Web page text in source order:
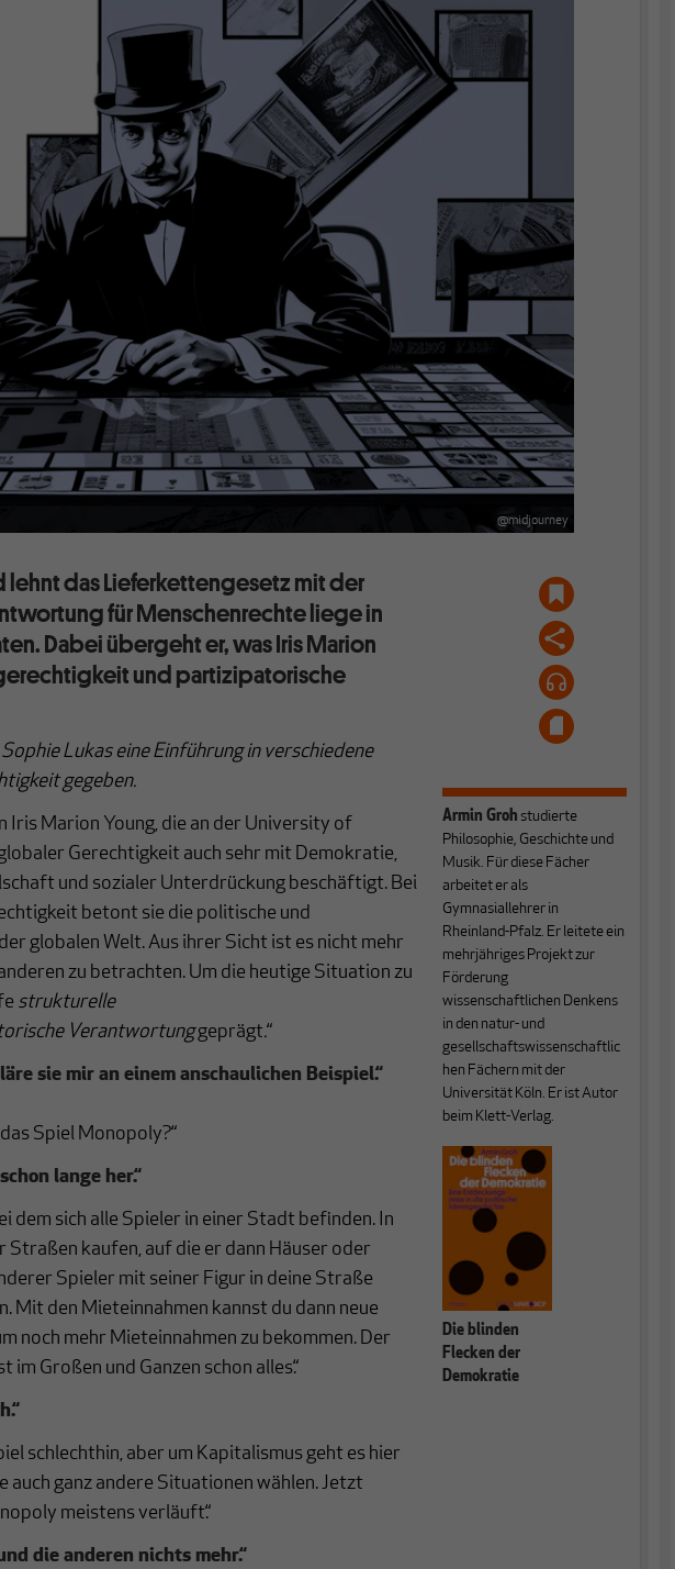
@midjourney
lehnt das Lieferkettengesetz mit der
für Menschenrechte liege in
Dabei übergeht er, was Iris Marion
und partizipatorische
Lukas eine Einführung in verschiedene
gegeben.
Iris Marion Young, die an der University of
Gerechtigkeit auch sehr mit Demokratie,
und sozialer Unterdrückung beschäftigt. Bei
betont sie die politische und
globalen Welt. Aus ihrer Sicht ist es nicht mehr
zu betrachten. Um die heutige Situation zu
strukturelle
Verantwortunggeprägt.“
sie mir an einem anschaulichen Beispiel.“
Spiel Monopoly?“
lange her.“
dem sich alle Spieler in einer Stadt befinden. In
kaufen, auf die er dann Häuser oder
Spieler mit seiner Figur in deine Straße
Mit den Mieteinnahmen kannst du dann neue
noch mehr Mieteinnahmen zu bekommen. Der
Großen und Ganzen schon alles.“
schlechthin, aber um Kapitalismus geht es hier
auch ganz andere Situationen wählen. Jetzt
meistens verläuft.“
die anderen nichts mehr.“
Armin Groh studierte
Philosophie, Geschichte und
Musik. Für diese Fächer
arbeitet er als
Gymnasiallehrer in
Rheinland-Pfalz. Er leitete ein
mehrjähriges Projekt zur
Förderung
wissenschaftlichen Denkens
in den natur- und
gesellschaftswissenschaftlic
hen Fächern mit der
Universität Köln. Er ist Autor
beim Klett-Verlag.
Die blinden
Flecken der
Demokratie